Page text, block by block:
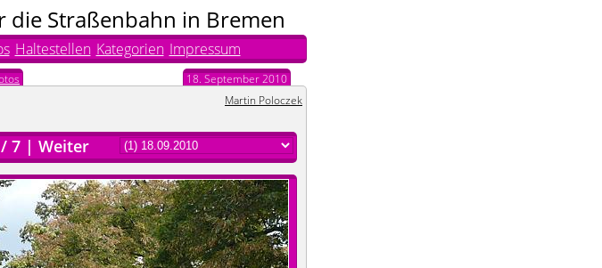
die Straßenbahn in Bremen
Haltestellen Kategorien Impressum
18. September 2010
Martin Poloczek
/ 7 | Weiter